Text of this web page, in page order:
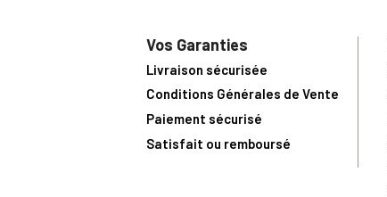
Vos Garanties
Livraison sécurisée
Conditions Générales de Vente
Paiement sécurisé
Satisfait ou remboursé